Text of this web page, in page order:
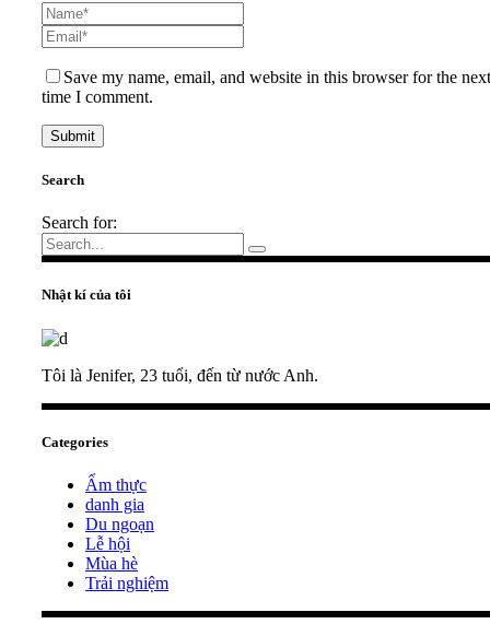
Save my name, email, and website in this browser for the next
time I comment.
Search
Search for:
Nhật kí của tôi
Tôi là Jenifer, 23 tuổi, đến từ nước Anh.
Categories
Ẩm thực
danh gia
Du ngoạn
Lễ hội
Mùa hè
Trải nghiệm